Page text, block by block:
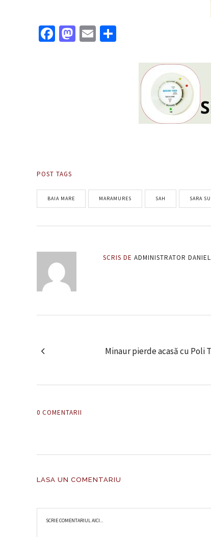
Facebook
Mastodon
Email
POST TAGS
BAIA MARE MARAMURES SAH SARA
SCRIS DE ADMINISTRATOR
Minaur pierde acasă cu
0 COMENTARII
LASA UN COMENTARIU